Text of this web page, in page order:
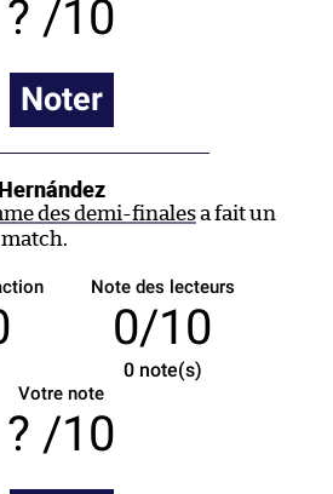
/10
Noter
des demi-finalesa fait un
Note des lecteurs
0/10
0note(s)
Votre note
/10